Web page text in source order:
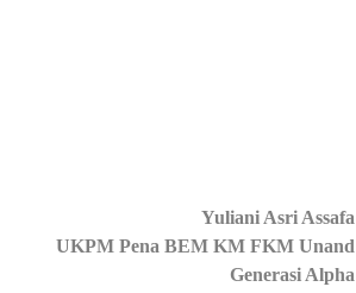
Yuliani Asri Assafa
UKPM Pena BEM KM FKM Unand
Generasi Alpha